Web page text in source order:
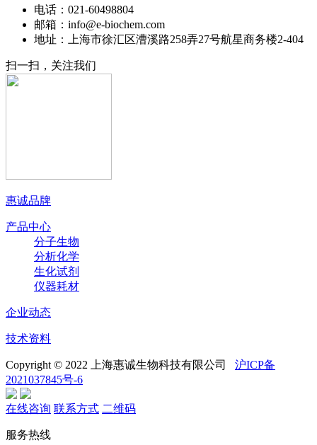
电话：021-60498804
邮箱：info@e-biochem.com
地址：上海市徐汇区漕溪路258弄27号航星商务楼2-404
扫一扫，关注我们
惠诚品牌
产品中心
分子生物
分析化学
生化试剂
仪器耗材
企业动态
技术资料
Copyright © 2022 上海惠诚生物科技有限公司 沪ICP备
2021037845号-6
在线咨询 联系方式 二维码
服务热线